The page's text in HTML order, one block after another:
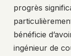
progrès
bénéficie
ingénieur de